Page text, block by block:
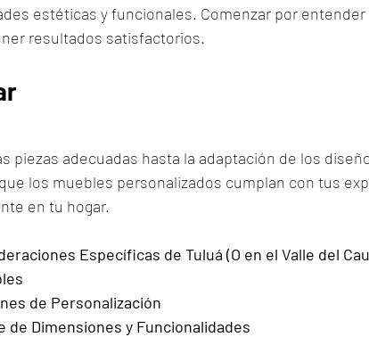
estéticas y funcionales. Comenzar por
resultados satisfactorios.
piezas adecuadas hasta la adaptación de los
los muebles personalizados cumplan con tus
en tu hogar.
Específicas de Tuluá (O en el Valle del
de Personalización
de Dimensiones y Funcionalidades